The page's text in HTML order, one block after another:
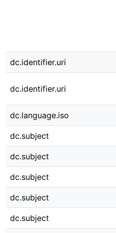
dc.identifier.uri
dc.identifier.uri
dc.language.iso
dc.subject
dc.subject
dc.subject
dc.subject
dc.subject